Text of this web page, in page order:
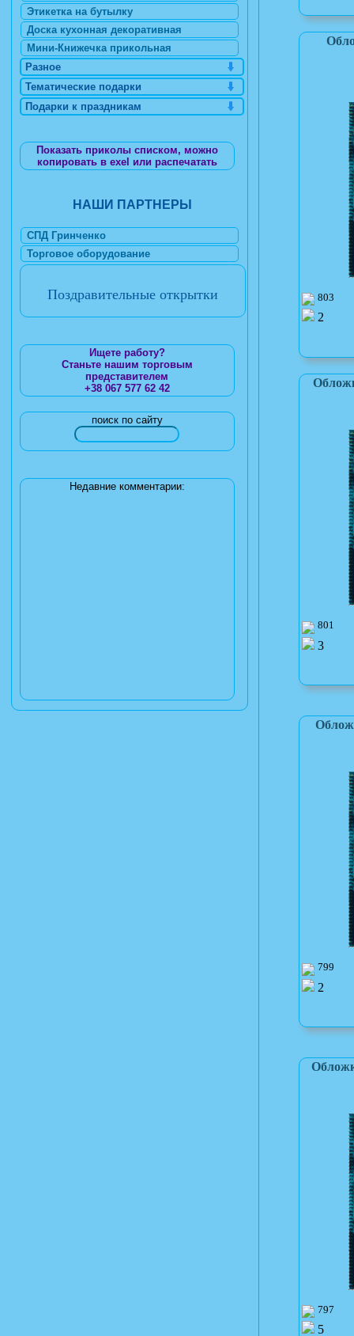
803
2
801
3
799
2
797
5
Этикетка на бутылку
Доска кухонная декоративная
Мини-Книжечка прикольная
Разное
Тематические подарки
Подарки к праздникам
Показать приколы списком, можно
копировать в exel или распечатать
НАШИ ПАРТНЕРЫ
СПД Гринченко
Торговое оборудование
Поздравительные открытки
Ищете работу?
Станьте нашим торговым
представителем
+38 067 577 62 42
поиск по сайту
Недавние комментарии: